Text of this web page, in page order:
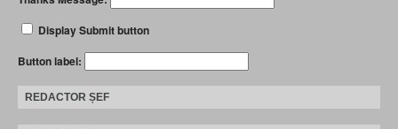
Display Submit button
Button label:
REDACTOR ȘEF